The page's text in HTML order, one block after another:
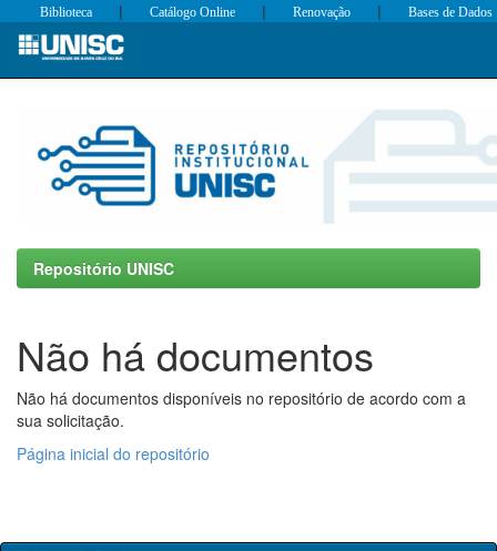
Skip
Biblioteca | Catálogo Online | Renovação | Bases de Dados
Repositório UNISC
Não há documentos
Não há documentos disponíveis no repositório de acordo com a
sua solicitação.
Página inicial do repositório